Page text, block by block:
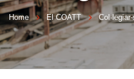
Home El COATT